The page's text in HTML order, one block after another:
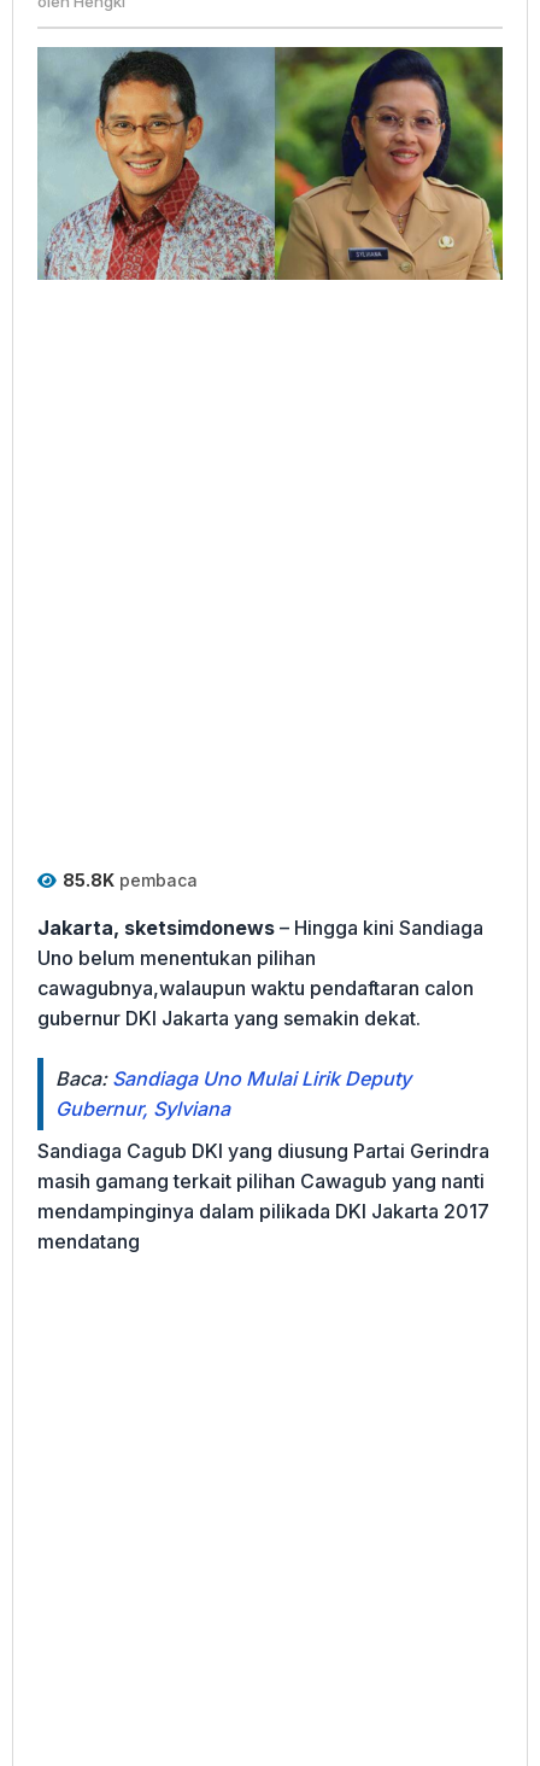
Mendampingi
85.8K pembaca
Jakarta, sketsimdonews – Hingga kini Sandiaga
Uno belum menentukan pilihan
cawagubnya,walaupun waktu pendaftaran calon
gubernur DKI Jakarta yang semakin dekat.
Baca: Sandiaga Uno Mulai Lirik Deputy
Gubernur, Sylviana
Sandiaga Cagub DKI yang diusung Partai Gerindra
masih gamang terkait pilihan Cawagub yang nanti
mendampinginya dalam pilikada DKI Jakarta 2017
mendatang